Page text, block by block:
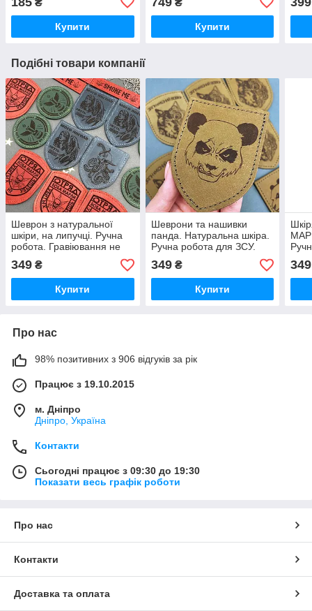
смертників. Оплата при
отриманні! Не облазить
Купити
емблеми підрозділу.
Гравіровка не стирається
Купити
Подібні товари компанії
Шеврон з натуральної
шкіри, на липучці. Ручна
робота. Гравіювання не
стирається. Швидка
відправка.
349 ₴
Купити
Шеврони та нашивки
панда. Натуральна шкіра.
Ручна робота для ЗСУ.
Гравіювання не
стирається. Оплата на
пошті. Патч на липучці.
349₴
Купити
349
Про нас
98% позитивних з 906 відгуків за рік
Працює з 19.10.2015
м. Дніпро
Дніпро, Україна
Контакти
Сьогодні працює з 09:30 до 19:30
Показати весь графік роботи
Про нас
Контакти
Доставка та оплата